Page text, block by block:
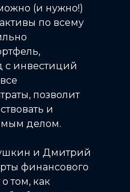
(и нужно!)
по всему
с инвестиций
позволит
и
делом.
и Дмитрий
финансового
том, как